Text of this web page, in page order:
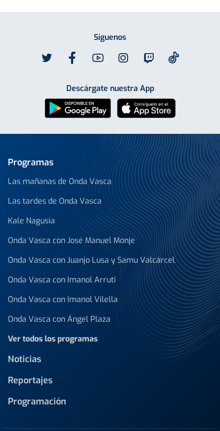
Síguenos
Descárgate nuestra App
Programas
Las mañanas de Onda Vasca
Las tardes de Onda Vasca
Kale Nagusia
Onda Vasca con José Manuel Monje
Onda Vasca con Juanjo Lusa y Samu Valcárcel
Onda Vasca con Imanol Arruti
Onda Vasca con Imanol Vilella
Onda Vasca con Ángel Plaza
Ver todos los programas
Noticias
Reportajes
Programación